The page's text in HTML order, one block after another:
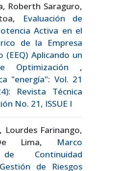
Roberth Saraguro,
Evaluación de
Activa en el
de la Empresa
(EEQ) Aplicando un
Optimización ,
"energía": Vol. 21
Revista Técnica
No. 21, ISSUE I
Lourdes Farinango,
Lima, Marco
Continuidad
de Riesgos